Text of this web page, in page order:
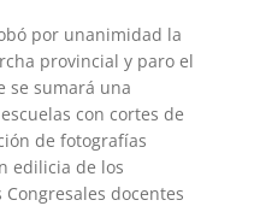
por unanimidad la
provincial y paro el
se sumará una
con cortes de
de fotografías
edilicia de los
docentes